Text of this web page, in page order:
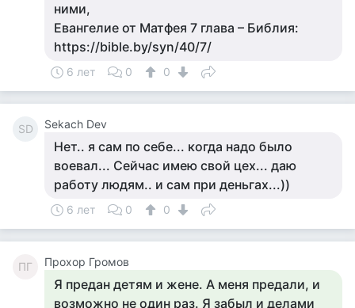
ними,
Евангелие от Матфея 7 глава – Библия:
https://bible.by/syn/40/7/
6 лет 0 0
SD Sekach Dev
Нет.. я сам по себе... когда надо было
воевал... Сейчас имею свой цех... даю
работу людям.. и сам при деньгах...))
6 лет 0 0
ПГ Прохор Громов
Я предан детям и жене. А меня предали, и
возможно не один раз. Я забыл и делами